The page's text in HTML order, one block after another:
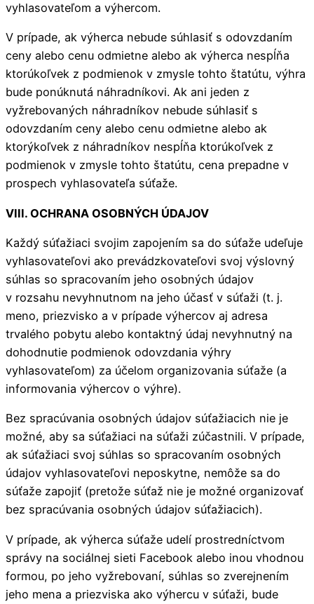
vyhlasovateľom a výhercom.
V prípade, ak výherca nebude súhlasiť s odovzdaním
ceny alebo cenu odmietne alebo ak výherca nespĺňa
ktorúkoľvek z podmienok v zmysle tohto štatútu, výhra
bude ponúknutá náhradníkovi. Ak ani jeden z
vyžrebovaných náhradníkov nebude súhlasiť s
odovzdaním ceny alebo cenu odmietne alebo ak
ktorýkoľvek z náhradníkov nespĺňa ktorúkoľvek z
podmienok v zmysle tohto štatútu, cena prepadne v
prospech vyhlasovateľa súťaže.
VIII. OCHRANA OSOBNÝCH ÚDAJOV
Každý súťažiaci svojim zapojením sa do súťaže udeľuje
vyhlasovateľovi ako prevádzkovateľovi svoj výslovný
súhlas so spracovaním jeho osobných údajov
v rozsahu nevyhnutnom na jeho účasť v súťaži (t. j.
meno, priezvisko a v prípade výhercov aj adresa
trvalého pobytu alebo kontaktný údaj nevyhnutný na
dohodnutie podmienok odovzdania výhry
vyhlasovateľom) za účelom organizovania súťaže (a
informovania výhercov o výhre).
Bez spracúvania osobných údajov súťažiacich nie je
možné, aby sa súťažiaci na súťaži zúčastnili. V prípade,
ak súťažiaci svoj súhlas so spracovaním osobných
údajov vyhlasovateľovi neposkytne, nemôže sa do
súťaže zapojiť (pretože súťaž nie je možné organizovať
bez spracúvania osobných údajov súťažiacich).
V prípade, ak výherca súťaže udelí prostredníctvom
správy na sociálnej sieti Facebook alebo inou vhodnou
formou, po jeho vyžrebovaní, súhlas so zverejnením
jeho mena a priezviska ako výhercu v súťaži, bude